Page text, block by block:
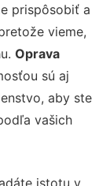
prispôsobiť a
vieme,
Oprava
sú aj
aby ste
vašich
istotu v